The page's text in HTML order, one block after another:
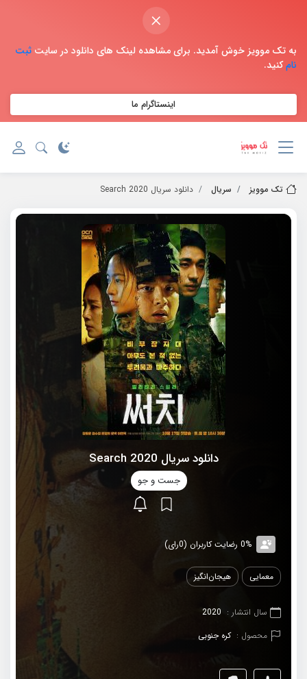
×
به تک موویز خوش آمدید. برای مشاهده لینک های دانلود در سایت ثبت
نامکنید.
اینستاگرام ما
تک موویز سریال دانلود سریال 2020 Search
دانلود سریال 2020 Search
جست و جو
0% رضایت کاربران (0رای)
معمایی هیجان‌انگیز
سال انتشار : 2020
محصول : کره جنوبی